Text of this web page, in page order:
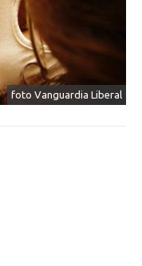
foto Vanguardia Liberal